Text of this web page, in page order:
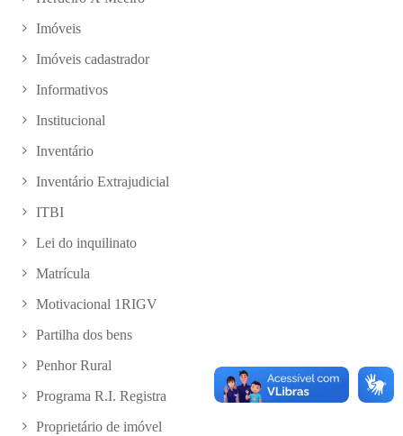
Imóveis
Imóveis cadastrador
Informativos
Institucional
Inventário
Inventário Extrajudicial
ITBI
Lei do inquilinato
Matrícula
Motivacional 1RIGV
Partilha dos bens
Penhor Rural
Programa R.I. Registra
Proprietário de imóvel